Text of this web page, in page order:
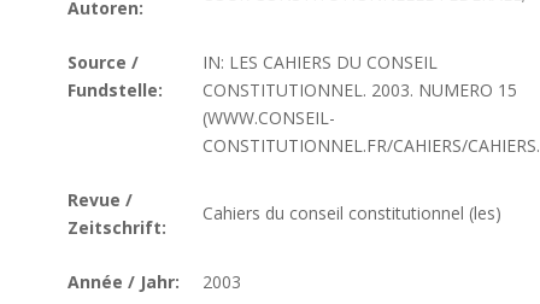
Autoren:
Source /
Fundstelle:
IN: LES CAHIERS DU CONSEIL
CONSTITUTIONNEL. 2003. NUMERO 15
(WWW.CONSEIL-
CONSTITUTIONNEL.FR/CAHIERS/
Revue /
Zeitschrift:
Cahiers du conseil constitutionnel (les)
Année / Jahr: 2003